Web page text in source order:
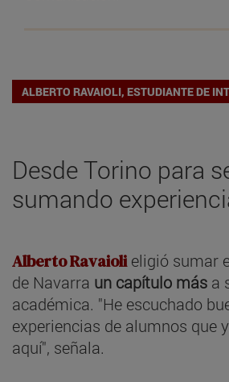
ALBERTO RAVAIOLI, ESTUDIANTE DE
Desde Torino para
sumando
Alberto Ravaiolieligió sumar
de Navarra un capítulo más a
académica. "He escuchado
experiencias de alumnos que
aquí", señala.